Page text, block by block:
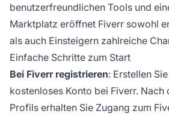
benutzerfreundlichen Tools und
Marktplatz eröffnet Fiverr sowohl
als auch Einsteigern zahlreiche
Einfache Schritte zum Start
Bei Fiverr registrieren: Erstellen
kostenloses Konto bei Fiverr. Nach
Profils erhalten Sie Zugang zum